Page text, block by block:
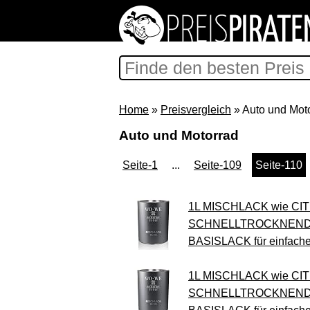
Home » Preisvergleich » Auto und
Auto und Motorrad
Seite-1 ... Seite-109 Seite-110
1L MISCHLACK wie
BASISLACK für
1L MISCHLACK wie